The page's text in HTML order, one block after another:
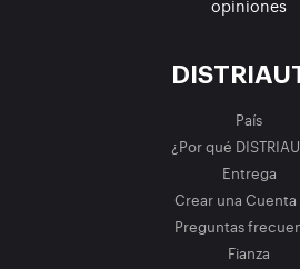
opiniones
País
¿Por qué
Entrega
Crear una Cuenta
Preguntas
Fianza